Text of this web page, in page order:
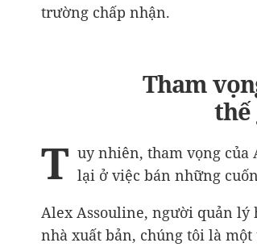
trường chấp nhận.
Tham
thế
T uy nhiên, tham vọng
lại ở việc bán những
Alex Assouline, người quản
nhà xuất bản, chúng tôi là